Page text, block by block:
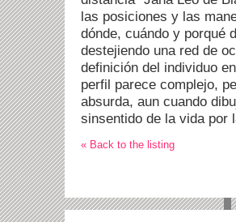
las posiciones y las
dónde, cuándo y porqué
destejiendo una red de
definición del individuo
perfil parece complejo,
absurda, aun cuando
sinsentido de la vida por
« Back to the listing